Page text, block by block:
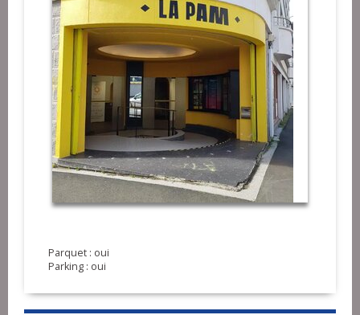
Parquet : oui
Parking : oui